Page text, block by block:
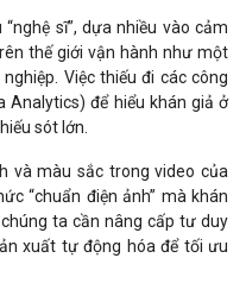
sĩ”, dựa nhiều vào cảm
thế giới vận hành như một
Việc thiếu đi các công
để hiểu khán giả ở
sót lớn.
và màu sắc trong video của
“chuẩn điện ảnh” mà khán
ta cần nâng cấp tư duy
xuất tự động hóa để tối ưu